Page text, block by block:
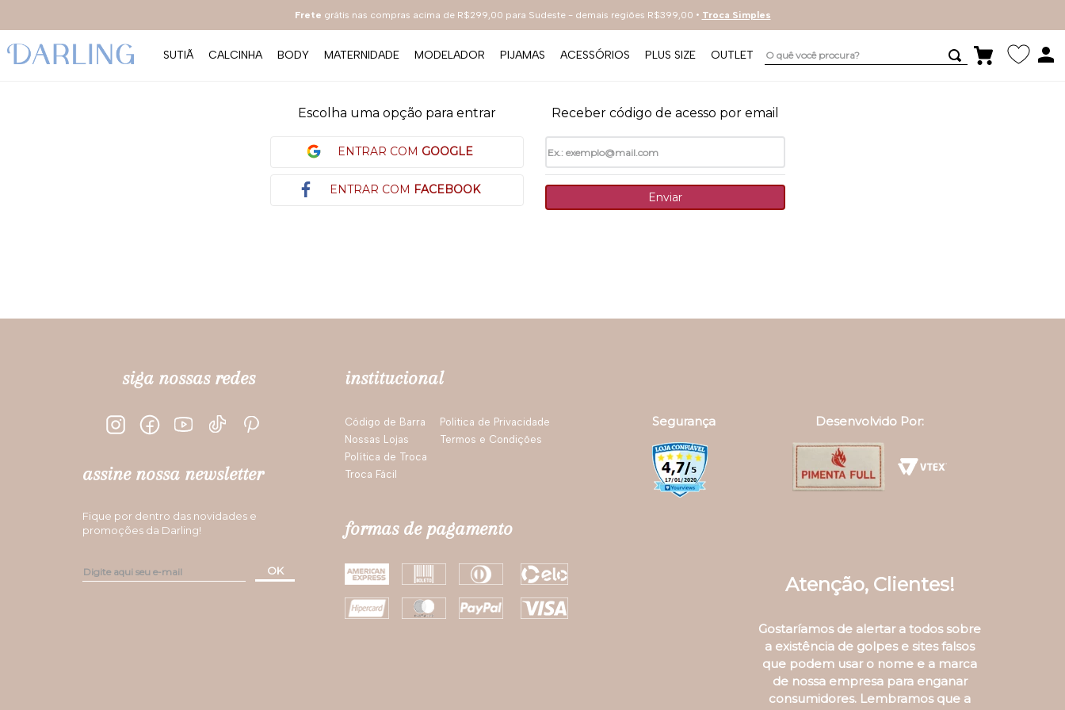
Frete grátis nas compras acima de R$299,00 para Sudeste - demais regiões R$399,00 • Troca Simples
SUTIÃ CALCINHA BODY MATERNIDADE MODELADOR PIJAMAS ACESSÓRIOS PLUS SIZE OUTLET O quê você procura?
Escolha uma opção para entrar
ENTRAR COM GOOGLE
ENTRAR COM FACEBOOK
Receber código de acesso por email
Enviar
siga nossas redes
assine nossa newsletter
Fique por dentro das novidades e
promoções da Darling!
OK
institucional
Código de Barra
Nossas Lojas
Política de Troca
Troca Fácil
Politica de Privacidade
Termos e Condições
formas de pagamento
Segurança Desenvolvido Por:
Atenção, Clientes!
Gostaríamos de alertar a todos sobre
a existência de golpes e sites falsos
que podem usar o nome e a marca
de nossa empresa para enganar
consumidores. Lembramos que a
1º sutiã
4 º tecno